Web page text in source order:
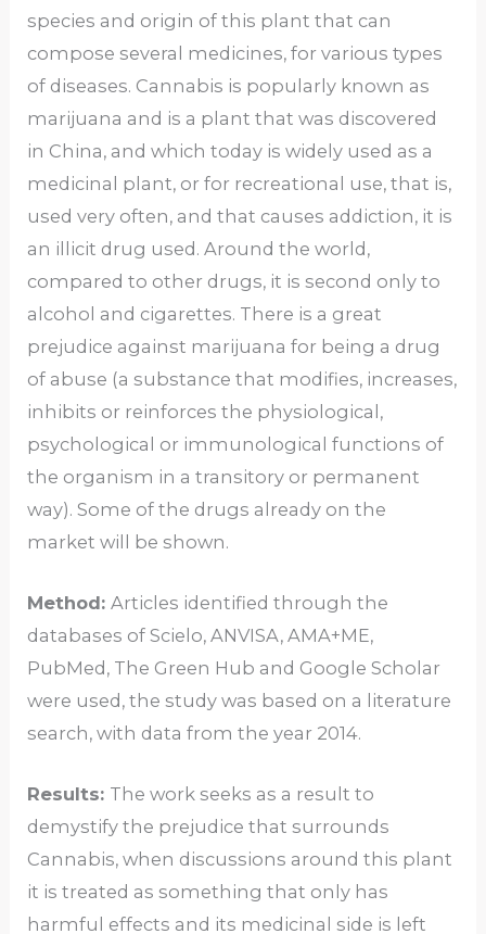
species and origin of this plant that can
compose several medicines, for various types
of diseases. Cannabis is popularly known as
marijuana and is a plant that was discovered
in China, and which today is widely used as a
medicinal plant, or for recreational use, that is,
used very often, and that causes addiction, it is
an illicit drug used. Around the world,
compared to other drugs, it is second only to
alcohol and cigarettes. There is a great
prejudice against marijuana for being a drug
of abuse (a substance that modifies, increases,
inhibits or reinforces the physiological,
psychological or immunological functions of
the organism in a transitory or permanent
way). Some of the drugs already on the
market will be shown.
Method:Articles identified through the
databases of Scielo, ANVISA, AMA+ME,
PubMed, The Green Hub and Google Scholar
were used, the study was based on a literature
search, with data from the year 2014.
Results: The work seeks as a result to
demystify the prejudice that surrounds
Cannabis, when discussions around this plant
it is treated as something that only has
harmful effects and its medicinal side is left